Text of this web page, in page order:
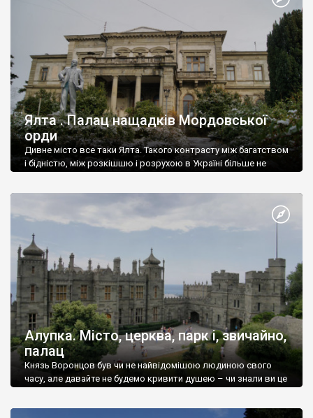
Ялта . Палац нащадків Мордовської
орди
Дивне місто все таки Ялта. Такого контрасту між багатством
і бідністю, між розкішшю і розрухою в Україні більше не
Алупка. Місто, церква, парк і, звичайно,
палац
Князь Воронцов був чи не найвідомішою людиною свого
часу, але давайте не будемо кривити душею – чи знали ви це